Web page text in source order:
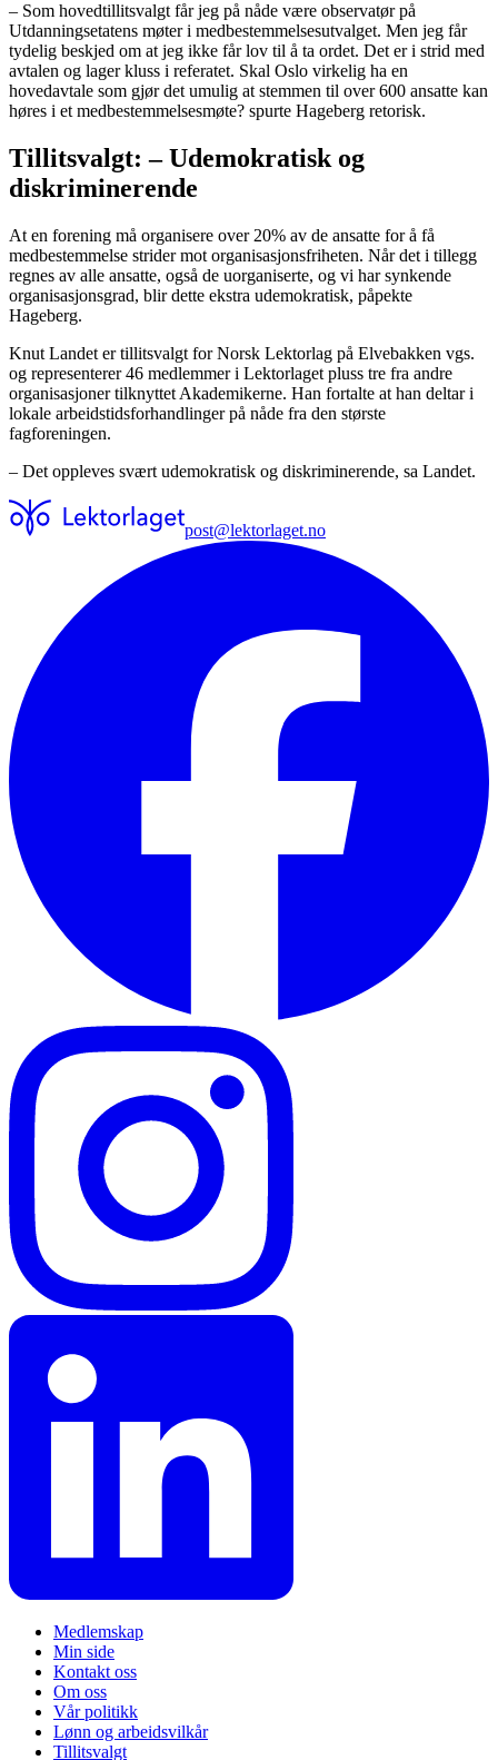
– Som hovedtillitsvalgt får jeg på nåde være observatør på
Utdanningsetatens møter i medbestemmelsesutvalget. Men jeg får
tydelig beskjed om at jeg ikke får lov til å ta ordet. Det er i strid med
avtalen og lager kluss i referatet. Skal Oslo virkelig ha en
hovedavtale som gjør det umulig at stemmen til over 600 ansatte kan
høres i et medbestemmelsesmøte? spurte Hageberg retorisk.
Tillitsvalgt: – Udemokratisk og
diskriminerende
At en forening må organisere over 20% av de ansatte for å få
medbestemmelse strider mot organisasjonsfriheten. Når det i tillegg
regnes av alle ansatte, også de uorganiserte, og vi har synkende
organisasjonsgrad, blir dette ekstra udemokratisk, påpekte
Hageberg.
Knut Landet er tillitsvalgt for Norsk Lektorlag på Elvebakken vgs.
og representerer 46 medlemmer i Lektorlaget pluss tre fra andre
organisasjoner tilknyttet Akademikerne. Han fortalte at han deltar i
lokale arbeidstidsforhandlinger på nåde fra den største
fagforeningen.
– Det oppleves svært udemokratisk og diskriminerende, sa Landet.
post@lektorlaget.no
Medlemskap
Min side
Kontakt oss
Om oss
Vår politikk
Lønn og arbeidsvilkår
Tillitsvalgt